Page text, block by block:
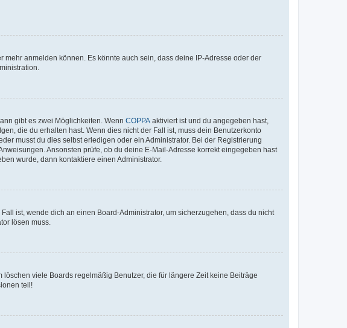
anmelden können. Es könnte auch sein, dass deine IP-Adresse oder der
gibt es zwei Möglichkeiten. Wenn COPPA aktiviert ist und du angegeben hast,
die du erhalten hast. Wenn dies nicht der Fall ist, muss dein Benutzerkonto
musst du dies selbst erledigen oder ein Administrator. Bei der Registrierung
Ansonsten prüfe, ob du deine E-Mail-Adresse korrekt eingegeben hast
wurde, dann kontaktiere einen Administrator.
ist, wende dich an einen Board-Administrator, um sicherzugehen, dass du nicht
lösen muss.
viele Boards regelmäßig Benutzer, die für längere Zeit keine Beiträge
teil!